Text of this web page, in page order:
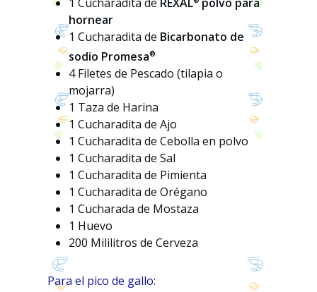
hornear
1 Cucharadita de Bicarbonato de
sodio Promesa®
4 Filetes de Pescado (tilapia o
mojarra)
1 Taza de Harina
1 Cucharadita de Ajo
1 Cucharadita de Cebolla en polvo
1 Cucharadita de Sal
1 Cucharadita de Pimienta
1 Cucharadita de Orégano
1 Cucharada de Mostaza
1 Huevo
200 Mililitros de Cerveza
Para el pico de gallo: